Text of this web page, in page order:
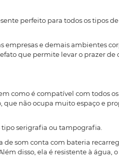
perfeito para todos os tipos
e demais ambientes
que permite levar o prazer de
como é compatível com todos
não ocupa muito espaço e
serigrafia ou tampografia.
som conta com bateria
disso, ela é resistente à água,